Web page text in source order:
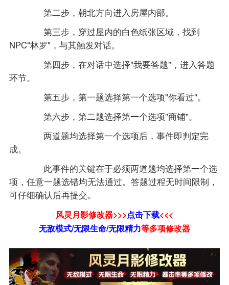
第二步，朝北方向进入房屋内部。
第三步，穿过屋内的白色纸张区域，找到
NPC"林罗"，与其触发对话。
第四步，在对话中选择"我要答题"，进入答题
环节。
第五步，第一题选择第一个选项"你看过"。
第六步，第二题选择第一个选项"商铺"。
两道题均选择第一个选项后，事件即判定完
成。
此事件的关键在于必须两道题均选择第一个选
项，任意一题选错均无法通过。答题过程无时间限制，
可仔细确认后再提交。
风灵月影修改器>>>点击下载<<<
无敌模式/无限生命/无限精力等多项修改器